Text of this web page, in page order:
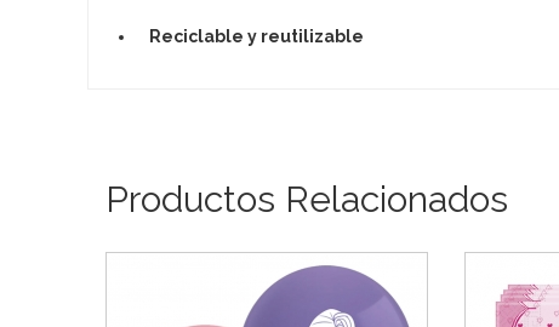
Reciclable y reutilizable
Productos Relacionados